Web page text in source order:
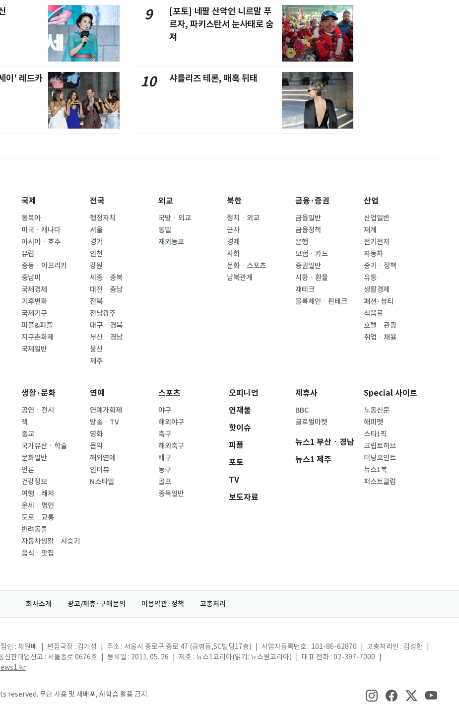
이' 레드카
9
[포토] 네팔 산악인 니르말 푸
르자, 파키스탄서 눈사태로 숨
져
10 샤를리즈 테론, 매혹 뒤태
국제
동북아
미국ㆍ캐나다
아시아ㆍ호주
유럽
중동ㆍ아프리카
중남미
국제경제
기후변화
국제기구
피플&피플
지구촌화제
국제일반
전국
행정자치
서울
경기
인천
강원
세종ㆍ충북
대전ㆍ충남
전북
전남광주
대구ㆍ경북
부산ㆍ경남
울산
제주
외교
국방ㆍ외교
통일
재외동포
북한
정치ㆍ외교
군사
경제
사회
문화ㆍ스포츠
남북관계
금융·증권
금융일반
금융정책
은행
보험ㆍ카드
증권일반
시황ㆍ환율
재테크
블록체인ㆍ핀테크
산업
산업일반
재계
전기전자
자동차
중기ㆍ정책
유통
생활경제
패션·뷰티
식음료
호텔ㆍ관광
취업ㆍ채용
생활·문화
공연ㆍ전시
책
종교
국가유산ㆍ학술
문화일반
언론
건강정보
여행ㆍ레저
운세ㆍ명언
도로ㆍ교통
반려동물
자동차생활ㆍ시승기
음식ㆍ맛집
연예
연예가화제
방송ㆍTV
영화
음악
해외연예
인터뷰
N스타일
스포츠
야구
해외야구
축구
해외축구
배구
농구
골프
종목일반
오피니언
연재물
핫이슈
피플
포토
TV
보도자료
제휴사
BBC
글로벌마켓
뉴스1 부산ㆍ경남
뉴스1 제주
Special 사이트
노동신문
해피펫
스타1픽
크립토허브
터닝포인트
뉴스1북
퍼스트클럽
회사소개 광고/제휴·구매문의 이용약관·정책 고충처리
인 : 채원배 편집국장 : 김기성 주소 : 서울시 종로구 종로 47 (공평동,SC빌딩17층) 사업자등록번호 : 101-86-62870 고충처리인 : 김성환
신판매업신고 : 서울종로 0676호 등록일 : 2011. 05. 26 제호 : 뉴스1코리아(읽기: 뉴스원코리아) 대표 전화 : 02-397-7000
무단 사용 및 재배포, AI학습 활용 금지.